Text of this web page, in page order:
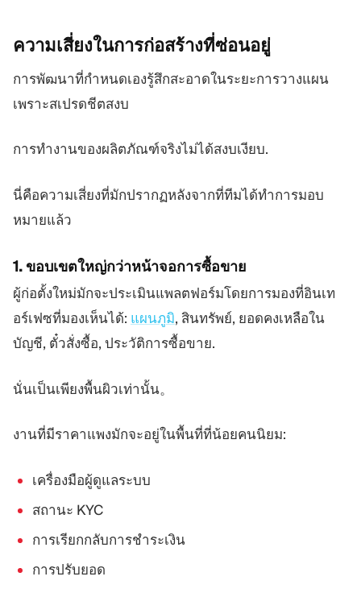
ความเสี่ยงในการก่อสร้างที่ซ่อนอยู่
การพัฒนาที่กำหนดเองรู้สึกสะอาดในระยะการวางแผน
เพราะสเปรดชีตสงบ
การทำงานของผลิตภัณฑ์จริงไม่ได้สงบเงียบ.
นี่คือความเสี่ยงที่มักปรากฏหลังจากที่ทีมได้ทำการมอบ
หมายแล้ว
1. ขอบเขตใหญ่กว่าหน้าจอการซื้อขาย
ผู้ก่อตั้งใหม่มักจะประเมินแพลตฟอร์มโดยการมองที่อินเท
อร์เฟซที่มองเห็นได้: แผนภูมิ, สินทรัพย์, ยอดคงเหลือใน
บัญชี, ตั๋วสั่งซื้อ, ประวัติการซื้อขาย.
นั่นเป็นเพียงพื้นผิวเท่านั้น。
งานที่มีราคาแพงมักจะอยู่ในพื้นที่ที่น้อยคนนิยม:
เครื่องมือผู้ดูแลระบบ
สถานะ KYC
การเรียกกลับการชำระเงิน
การปรับยอด